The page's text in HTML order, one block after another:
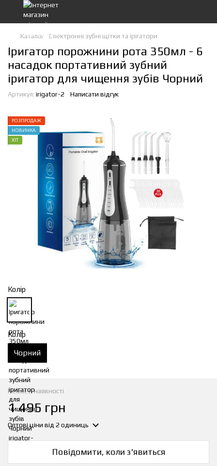
Каталог Електронні зубні щітки та ірігатори
Іригатор порожнини рота 350мл - 6
насадок портативний зубний
іригатор для чищення зубів Чорний
Артикул: irigator-2 Написати відгук
РОЗПРОДАЖ
НОВИНКА
ХІТ
Колір
Колір
Чорний
Немає в наявності
1 495 грн
Оптові ціни від 2 одиниць
Повідомити, коли з'явиться